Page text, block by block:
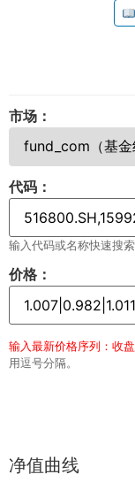
市场：
代码：
输入代码或名称快速搜
价格：
输入最新价格序列：收
用逗号分隔。
净值曲线